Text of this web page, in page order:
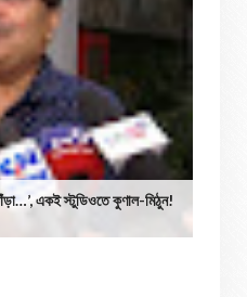
একই স্টুডিওতে কুণাল-মিঠুন!